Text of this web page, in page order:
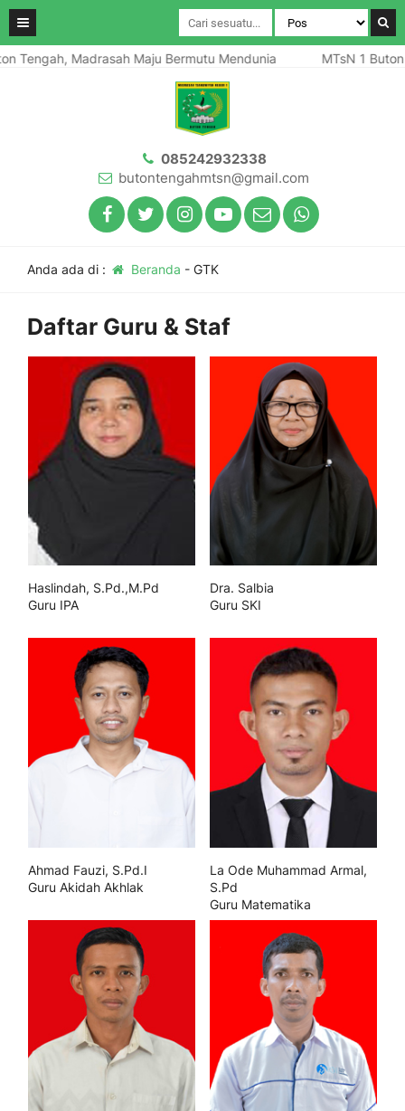
Tengah, Madrasah Maju Bermutu Mendunia MTsN 1 Buton
085242932338
butontengahmtsn@gmail.com
Anda ada di : Beranda - GTK
Daftar Guru & Staf
Haslindah, S.Pd.,M.Pd
Guru IPA
Dra. Salbia
Guru SKI
Ahmad Fauzi, S.Pd.I
Guru Akidah Akhlak
La Ode Muhammad Armal,
S.Pd
Guru Matematika